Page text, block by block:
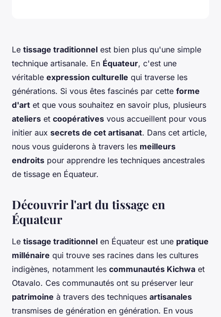
Le tissage traditionnel est bien plus qu'une simple
technique artisanale. En Équateur, c'est une
véritable expression culturelle qui traverse les
générations. Si vous êtes fascinés par cette forme
d'art et que vous souhaitez en savoir plus, plusieurs
ateliers et coopératives vous accueillent pour vous
initier aux secrets de cet artisanat. Dans cet article,
nous vous guiderons à travers les meilleurs
endroits pour apprendre les techniques ancestrales
de tissage en Équateur.
Découvrir l'art du tissage en
Équateur
Le tissage traditionnel en Équateur est une pratique
millénaire qui trouve ses racines dans les cultures
indigènes, notamment les communautés Kichwa et
Otavalo. Ces communautés ont su préserver leur
patrimoine à travers des techniques artisanales
transmises de génération en génération. En vous